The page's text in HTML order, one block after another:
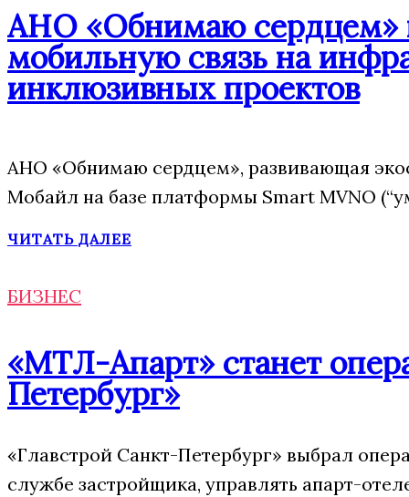
АНО «Обнимаю сердцем»
мобильную связь на
инклюзивных проектов
АНО «Обнимаю сердцем», развивающая
Мобайл на базе платформы Smart MVNO
ЧИТАТЬ ДАЛЕЕ
БИЗНЕС
«МТЛ-Апарт» станет
Петербург»
«Главстрой Санкт-Петербург» выбрал
службе застройщика, управлять апарт-